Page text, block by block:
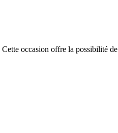
occasion offre la possibilité